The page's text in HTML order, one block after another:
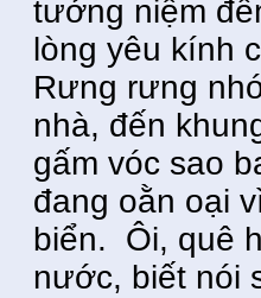
tưởng niệm
lòng yêu kính
Rưng rưng
nhà, đến
gấm vóc sao
đang oằn oại
biển. Ôi, quê
nước, biết